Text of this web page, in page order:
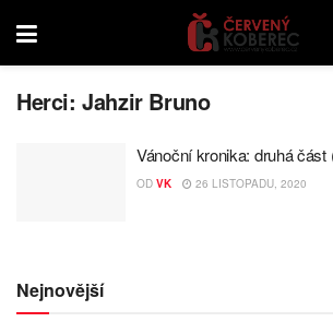
Herci:Jahzir Bruno
Vánoční kronika: druhá část
OD VK 26 LISTOPADU, 2020
Nejnovější